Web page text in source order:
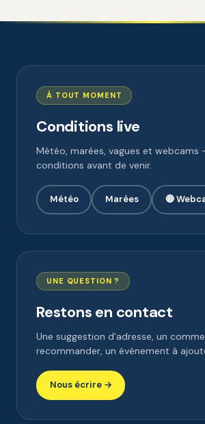
À TOUT MOMENT
Conditions live
Météo, marées, vagues et webcams
conditions avant de venir.
Météo Marées 🔴
UNE QUESTION ?
Restons en contact
Une suggestion d'adresse, un
recommander, un évènement à
Nous écrire →